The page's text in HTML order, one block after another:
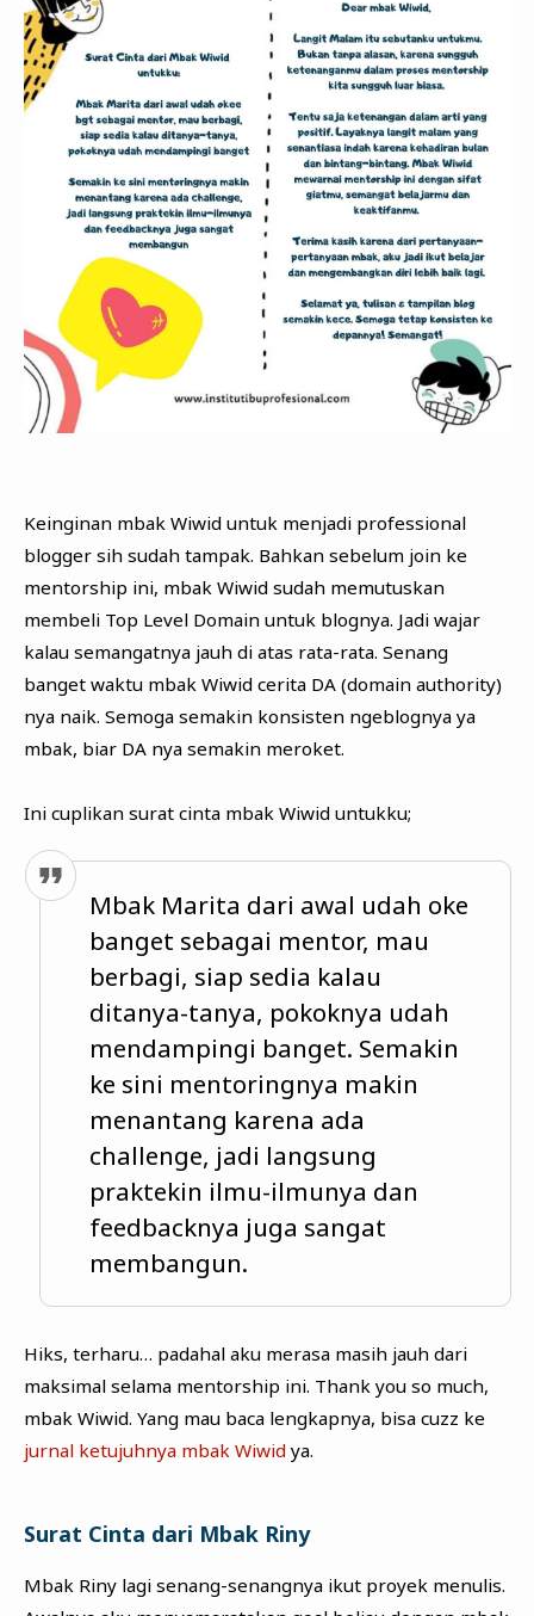
Keinginan mbak Wiwid untuk menjadi professional
blogger sih sudah tampak. Bahkan sebelum join ke
mentorship ini, mbak Wiwid sudah memutuskan
membeli Top Level Domain untuk blognya. Jadi wajar
kalau semangatnya jauh di atas rata-rata. Senang
banget waktu mbak Wiwid cerita DA (domain authority)
nya naik. Semoga semakin konsisten ngeblognya ya
mbak, biar DA nya semakin meroket.
Ini cuplikan surat cinta mbak Wiwid untukku;
Mbak Marita dari awal udah oke
banget sebagai mentor, mau
berbagi, siap sedia kalau
ditanya-tanya, pokoknya udah
mendampingi banget. Semakin
ke sini mentoringnya makin
menantang karena ada
challenge, jadi langsung
praktekin ilmu-ilmunya dan
feedbacknya juga sangat
membangun.
Hiks, terharu… padahal aku merasa masih jauh dari
maksimal selama mentorship ini. Thank you so much,
mbak Wiwid. Yang mau baca lengkapnya, bisa cuzz ke
jurnal ketujuhnya mbak Wiwidya.
Surat Cinta dari Mbak Riny
Mbak Riny lagi senang-senangnya ikut proyek menulis.